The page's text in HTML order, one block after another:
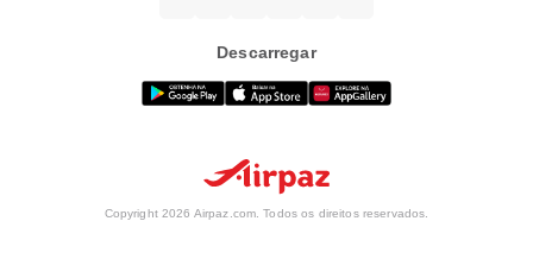
Descarregar
Copyright 2026 Airpaz.com. Todos os direitos reservados.